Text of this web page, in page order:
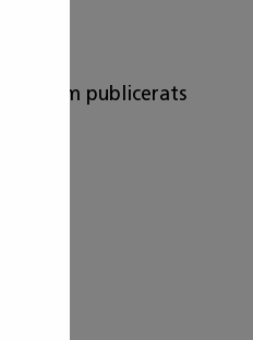
som publicerats